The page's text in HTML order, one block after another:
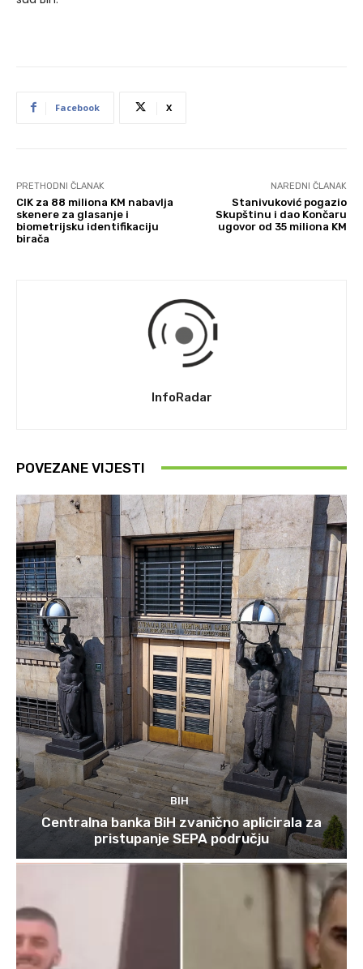
Facebook X
PRETHODNI ČLANAK
CIK za 88 miliona KM nabavlja
skenere za glasanje i
biometrijsku identifikaciju
birača
NAREDNI ČLANAK
Stanivuković pogazio
Skupštinu i dao Končaru
ugovor od 35 miliona KM
InfoRadar
POVEZANE VIJESTI
BIH
Centralna banka BiH zvanično aplicirala za
pristupanje SEPA području